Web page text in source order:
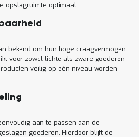
opslagruimte optimaal.
bekend om hun hoge draagvermogen.
voor zowel lichte als zware goederen
veilig op één niveau worden
aan te passen aan de
goederen. Hierdoor blijft de